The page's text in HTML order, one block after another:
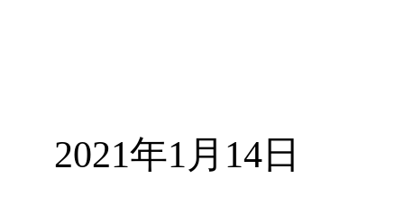
2021年1月14日